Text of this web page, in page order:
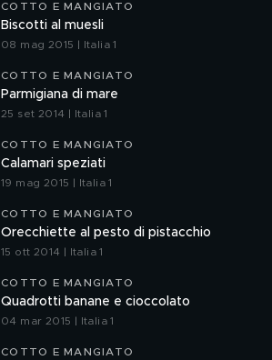
COTTO E MANGIATO
Biscotti al muesli
08 mag 2015 | Italia 1
COTTO E MANGIATO
Parmigiana di mare
25 set 2014 | Italia 1
COTTO E MANGIATO
Calamari speziati
19 mag 2015 | Italia 1
COTTO E MANGIATO
Orecchiette al pesto di pistacchio
15 ott 2014 | Italia 1
COTTO E MANGIATO
Quadrotti banane e cioccolato
04 mar 2015 | Italia 1
COTTO E MANGIATO